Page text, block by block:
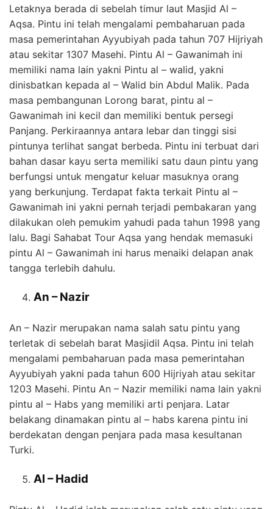
Letaknya berada di sebelah timur laut Masjid Al –
Aqsa. Pintu ini telah mengalami pembaharuan pada
masa pemerintahan Ayyubiyah pada tahun 707 Hijriyah
atau sekitar 1307 Masehi. Pintu Al – Gawanimah ini
memiliki nama lain yakni Pintu al – walid, yakni
dinisbatkan kepada al – Walid bin Abdul Malik. Pada
masa pembangunan Lorong barat, pintu al –
Gawanimah ini kecil dan memiliki bentuk persegi
Panjang. Perkiraannya antara lebar dan tinggi sisi
pintunya terlihat sangat berbeda. Pintu ini terbuat dari
bahan dasar kayu serta memiliki satu daun pintu yang
berfungsi untuk mengatur keluar masuknya orang
yang berkunjung. Terdapat fakta terkait Pintu al –
Gawanimah ini yakni pernah terjadi pembakaran yang
dilakukan oleh pemukim yahudi pada tahun 1998 yang
lalu. Bagi Sahabat Tour Aqsa yang hendak memasuki
pintu Al – Gawanimah ini harus menaiki delapan anak
tangga terlebih dahulu.
An – Nazir
An – Nazir merupakan nama salah satu pintu yang
terletak di sebelah barat Masjidil Aqsa. Pintu ini telah
mengalami pembaharuan pada masa pemerintahan
Ayyubiyah yakni pada tahun 600 Hijriyah atau sekitar
1203 Masehi. Pintu An – Nazir memiliki nama lain yakni
pintu al – Habs yang memiliki arti penjara. Latar
belakang dinamakan pintu al – habs karena pintu ini
berdekatan dengan penjara pada masa kesultanan
Turki.
Al – Hadid